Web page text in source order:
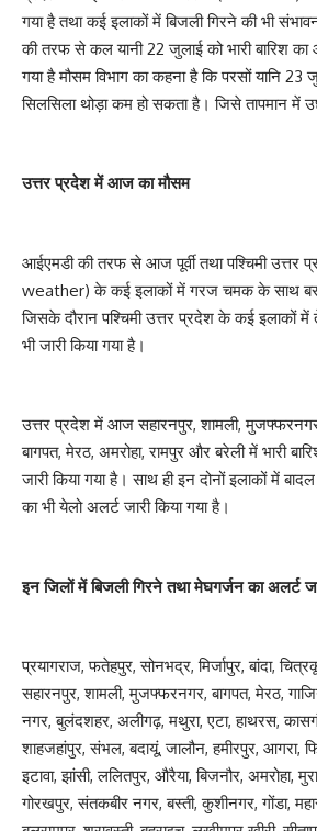
गया है तथा कई इलाकों में बिजली गिरने की भी
की तरफ से कल यानी 22 जुलाई को भारी बारिश का
गया है मौसम विभाग का कहना है कि परसों यानि
सिलसिला थोड़ा कम हो सकता है। जिसे तापमान में
उत्तर प्रदेश में आज का मौसम
आईएमडी की तरफ से आज पूर्वी तथा पश्चिमी
weather) के कई इलाकों में गरज चमक के साथ
जिसके दौरान पश्चिमी उत्तर प्रदेश के कई इलाकों
भी जारी किया गया है।
उत्तर प्रदेश में आज सहारनपुर, शामली, मुजफ्फरनगर,
बागपत, मेरठ, अमरोहा, रामपुर और बरेली में भारी
जारी किया गया है। साथ ही इन दोनों इलाकों में
का भी येलो अलर्ट जारी किया गया है।
इन जिलों में बिजली गिरने तथा मेघगर्जन का अलर्ट
प्रयागराज, फतेहपुर, सोनभद्र, मिर्जापुर, बांदा,
सहारनपुर, शामली, मुजफ्फरनगर, बागपत, मेरठ,
नगर, बुलंदशहर, अलीगढ़, मथुरा, एटा, हाथरस,
शाहजहांपुर, संभल, बदायूं, जालौन, हमीरपुर, आगरा,
इटावा, झांसी, ललितपुर, औरैया, बिजनौर, अमरोहा,
गोरखपुर, संतकबीर नगर, बस्ती, कुशीनगर, गोंडा,